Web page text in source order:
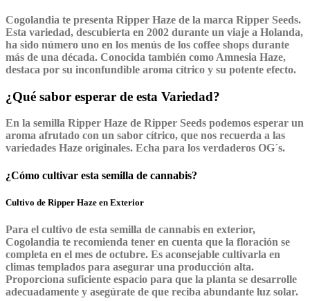
Cogolandia te presenta Ripper Haze de la marca Ripper Seeds.
Esta variedad, descubierta en 2002 durante un viaje a Holanda,
ha sido número uno en los menús de los coffee shops durante
más de una década. Conocida también como Amnesia Haze,
destaca por su inconfundible aroma cítrico y su potente efecto.
¿Qué sabor esperar de esta Variedad?
En la semilla Ripper Haze de Ripper Seeds podemos esperar un
aroma afrutado con un sabor cítrico, que nos recuerda a las
variedades Haze originales. Echa para los verdaderos OG´s.
¿Cómo cultivar esta semilla de cannabis?
Cultivo de Ripper Haze en Exterior
Para el cultivo de esta semilla de cannabis en exterior,
Cogolandia te recomienda tener en cuenta que la floración se
completa en el mes de octubre. Es aconsejable cultivarla en
climas templados para asegurar una producción alta.
Proporciona suficiente espacio para que la planta se desarrolle
adecuadamente y asegúrate de que reciba abundante luz solar.